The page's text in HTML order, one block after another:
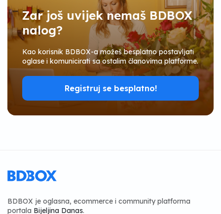
Zar još uvijek nemaš BDBOX
nalog?
Kao korisnik BDBOX-a možeš besplatno postavljati
oglase i komunicirati sa ostalim članovima platforme.
Registruj se besplatno!
BDBOX je oglasna, ecommerce i community platforma
portala Bijeljina Danas.